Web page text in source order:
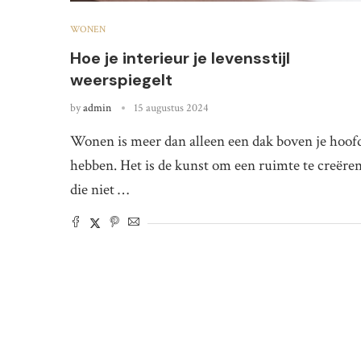
WONEN
Hoe je interieur je levensstijl
weerspiegelt
byadmin 15 augustus 2024
Wonen is meer dan alleen een dak boven je
hebben. Het is de kunst om een ruimte te
die niet …